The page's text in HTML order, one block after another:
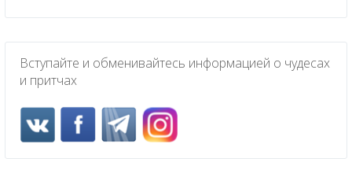
Вступайте и обменивайтесь информацией о чудесах
и притчах